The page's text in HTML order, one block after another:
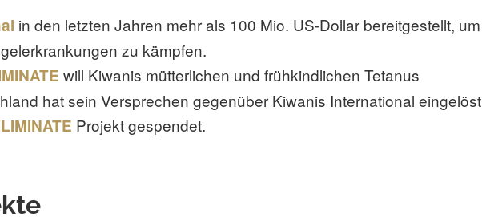
in den letzten Jahren mehr als 100 Mio. US-Dollar bereitgestellt, um
zu kämpfen.
will Kiwanis mütterlichen und frühkindlichen Tetanus
hat sein Versprechen gegenüber Kiwanis International eingelöst
Projekt gespendet.